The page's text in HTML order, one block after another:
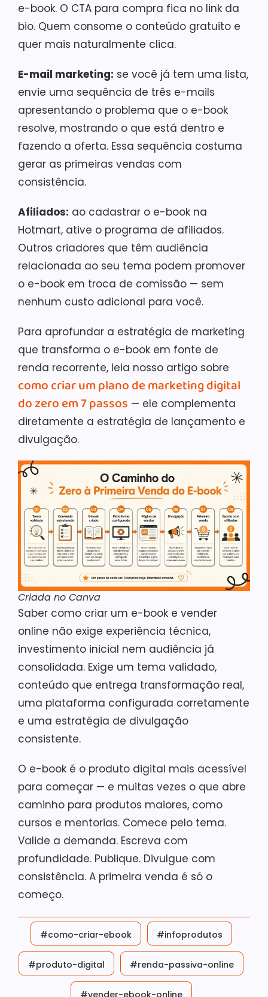
e-book. O CTA para compra fica no link da
bio. Quem consome o conteúdo gratuito e
quer mais naturalmente clica.
E-mail marketing: se você já tem uma lista,
envie uma sequência de três e-mails
apresentando o problema que o e-book
resolve, mostrando o que está dentro e
fazendo a oferta. Essa sequência costuma
gerar as primeiras vendas com
consistência.
Afiliados: ao cadastrar o e-book na
Hotmart, ative o programa de afiliados.
Outros criadores que têm audiência
relacionada ao seu tema podem promover
o e-book em troca de comissão — sem
nenhum custo adicional para você.
Para aprofundar a estratégia de marketing
que transforma o e-book em fonte de
renda recorrente, leia nosso artigo sobre
como criar um plano de marketing digital
do zero em 7 passos — ele complementa
diretamente a estratégia de lançamento e
divulgação.
Criada no Canva
Saber como criar um e-book e vender
online não exige experiência técnica,
investimento inicial nem audiência já
consolidada. Exige um tema validado,
conteúdo que entrega transformação real,
uma plataforma configurada corretamente
e uma estratégia de divulgação
consistente.
O e-book é o produto digital mais acessível
para começar — e muitas vezes o que abre
caminho para produtos maiores, como
cursos e mentorias. Comece pelo tema.
Valide a demanda. Escreva com
profundidade. Publique. Divulgue com
consistência. A primeira venda é só o
começo.
#como-criar-ebook #infoprodutos
#produto-digital #renda-passiva-online
#vender-ebook-online